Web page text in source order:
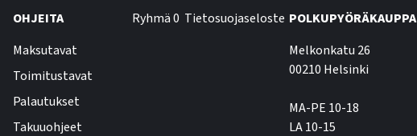
OHJEITA
Maksutavat
Toimitustavat
Palautukset
Takuuohjeet
Ryhmä 0 Tietosuojaseloste POLKUPYÖRÄKAUPPA
Melkonkatu 26
00210 Helsinki
MA-PE 10-18
LA 10-15